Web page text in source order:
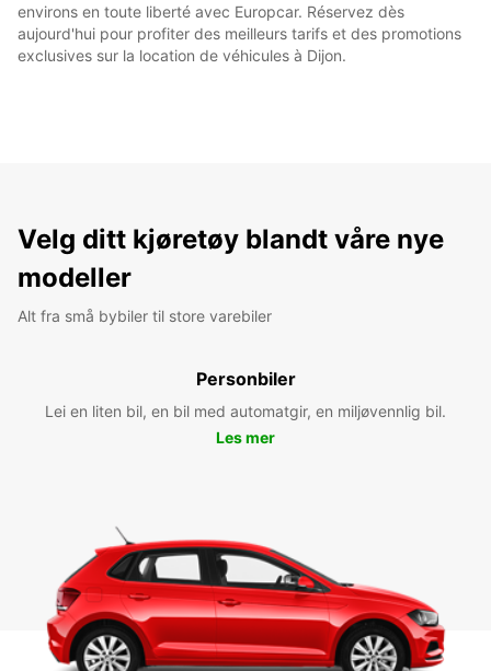
environs en toute liberté avec Europcar. Réservez dès
aujourd'hui pour profiter des meilleurs tarifs et des promotions
exclusives sur la location de véhicules à Dijon.
Velg ditt kjøretøy blandt våre nye
modeller
Alt fra små bybiler til store varebiler
Personbiler
Lei en liten bil, en bil med automatgir, en miljøvennlig bil.
Les mer